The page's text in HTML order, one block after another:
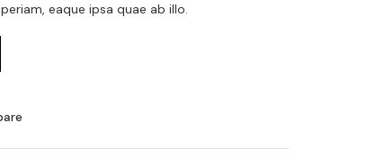
eaque ipsa quae ab illo.